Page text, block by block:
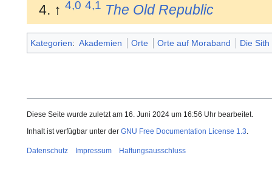
↑4,0 4,1 The Old Republic
Kategorien: Akademien Orte Orte auf Moraband Die Sith
Diese Seite wurde zuletzt am 16. Juni 2024 um 16:56 Uhr bearbeitet.
Inhalt ist verfügbar unter der GNU Free Documentation License 1.3
Datenschutz Impressum Haftungsausschluss